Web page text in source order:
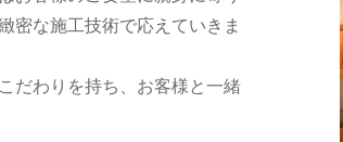
密な施工技術で応えていきま
だわりを持ち、お客様と一緒